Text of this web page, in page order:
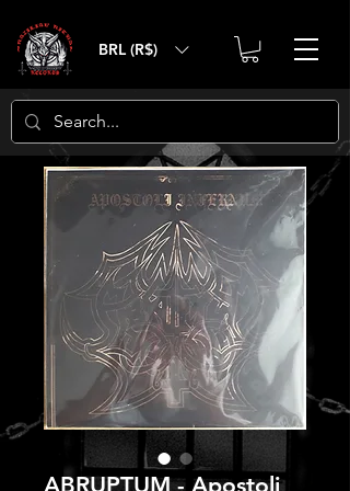
BRL (R$)
ABRUPTUM - Apostoli